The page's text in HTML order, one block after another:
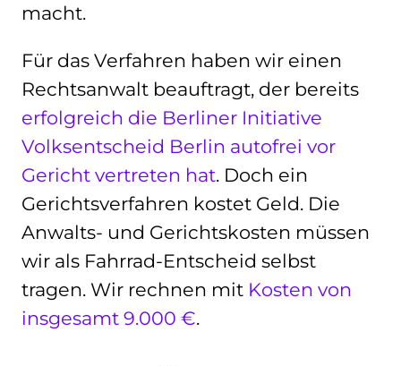
macht.
Für das Verfahren haben wir einen
Rechtsanwalt beauftragt, der bereits
erfolgreich die Berliner Initiative
Volksentscheid Berlin autofrei vor
Gericht vertreten hat. Doch ein
Gerichtsverfahren kostet Geld. Die
Anwalts- und Gerichtskosten müssen
wir als Fahrrad-Entscheid selbst
tragen. Wir rechnen mit Kosten von
insgesamt 9.000 €.